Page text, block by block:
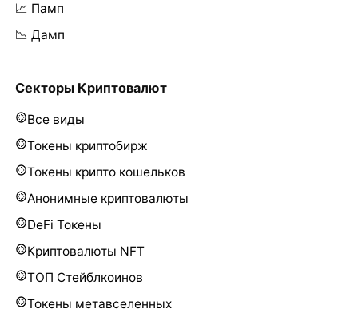
📈 Памп
📉 Дамп
Секторы Криптовалют
Все виды
Токены криптобирж
Токены крипто кошельков
Анонимные криптовалюты
DeFi Токены
Криптовалюты NFT
ТОП Стейблкоинов
Токены метавселенных